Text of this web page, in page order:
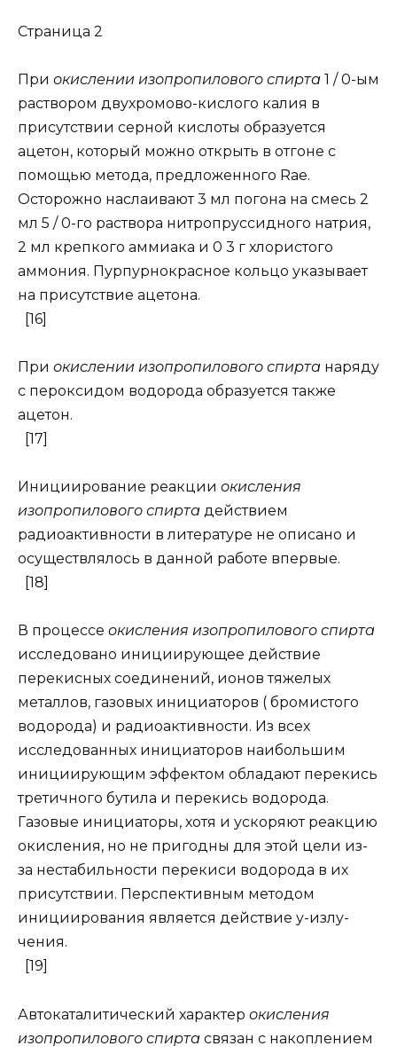
Cтраница 2
При окислении изопропилового спирта 1 / 0-ым
раствором двухромово-кислого калия в
присутствии серной кислоты образуется
ацетон, который можно открыть в отгоне с
помощью метода, предложенного Rae.
Осторожно наслаивают 3 мл погона на смесь 2
мл 5 / 0-го раствора нитропруссидного натрия,
2 мл крепкого аммиака и 0 3 г хлористого
аммония. Пурпурнокрасное кольцо указывает
на присутствие ацетона.
[16]
При окислении изопропилового спирта наряду
с пероксидом водорода образуется также
ацетон.
[17]
Инициирование реакции окисления
изопропилового спирта действием
радиоактивности в литературе не описано и
осуществлялось в данной работе впервые.
[18]
В процессе окисления изопропилового спирта
исследовано инициирующее действие
перекисных соединений, ионов тяжелых
металлов, газовых инициаторов ( бромистого
водорода) и радиоактивности. Из всех
исследованных инициаторов наибольшим
инициирующим эффектом обладают перекись
третичного бутила и перекись водорода.
Газовые инициаторы, хотя и ускоряют реакцию
окисления, но не пригодны для этой цели из-
за нестабильности перекиси водорода в их
присутствии. Перспективным методом
инициирования является действие у-излу-
чения.
[19]
Автокаталитический характер окисления
изопропилового спирта связан с накоплением